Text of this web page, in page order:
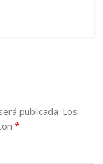
publicada. Los
*